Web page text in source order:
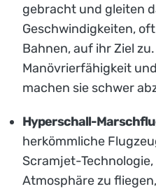
gebracht und gleiten
Geschwindigkeiten,
Bahnen, auf ihr Ziel
Manövrierfähigkeit
machen sie schwer
Hyperschall-
herkömmliche
Scramjet-
Atmosphäre zu